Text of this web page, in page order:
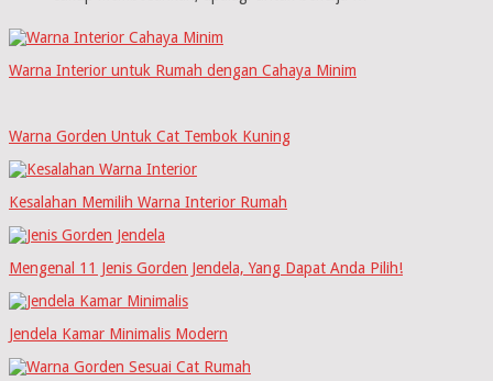
Warna Interior untuk Rumah dengan Cahaya Minim
Warna Gorden Untuk Cat Tembok Kuning
Kesalahan Memilih Warna Interior Rumah
Mengenal 11 Jenis Gorden Jendela, Yang Dapat Anda Pilih!
Jendela Kamar Minimalis Modern